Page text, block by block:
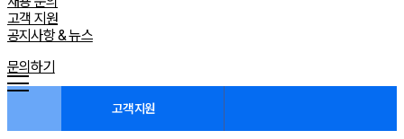
고객 지원
공지사항 & 뉴스
문의하기
고객 지원